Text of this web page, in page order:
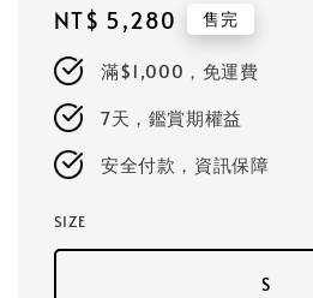
Regular
price
NT$ 5,280 售完
滿$1,000，免運費
7天，鑑賞期權益
安全付款，資訊保障
SIZE
S